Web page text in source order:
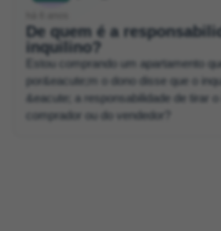
De quem é a
inquilino?
Estou comprando um apartamento
por&eacute;m o dono disse que o
&eacute; a responsabilidade de tirar o
comprador ou do vendedor?